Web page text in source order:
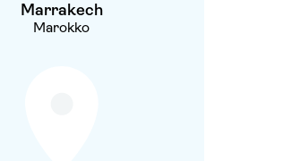
Marrakech
Marokko